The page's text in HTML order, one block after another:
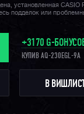
на свою
убеждены, что у
установленная CASIO
подделок или
+3170 G-
КУПИВ AQ-230EGL-9A
В ВИШЛИСТ